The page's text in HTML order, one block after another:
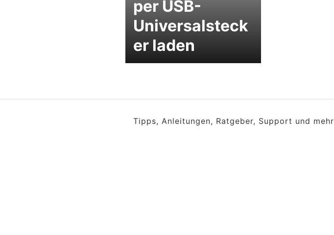
per USB-
Universalsteck
er laden
Tipps, Anleitungen, Ratgeber, Support und mehr